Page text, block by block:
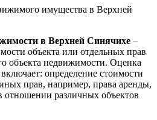
имущества в Верхней
в Верхней Синячихе –
объекта или отдельных прав
объекта недвижимости. Оценка
определение стоимости
прав, например, права аренды,
отношении различных объектов